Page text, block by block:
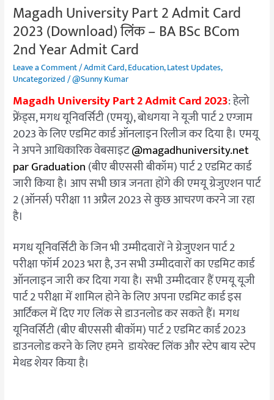
Magadh University Part 2 Admit Card
2023 (Download) लिंक – BA BSc BCom
2nd Year Admit Card
Leave a Comment/Admit Card,Education,Latest Updates,
Uncategorized/@Sunny Kumar
Magadh University Part 2 Admit Card 2023: हेलो
फ्रेंड्स, मगध यूनिवर्सिटी (एमयू), बोधगया ने यूजी पार्ट 2 एग्जाम
2023 के लिए एडमिट कार्ड ऑनलाइन रिलीज कर दिया है। एमयू
ने अपने आधिकारिक वेबसाइट@magadhuniversity.net
par Graduation(बीए बीएससी बीकॉम) पार्ट 2 एडमिट कार्ड
जारी किया है। आप सभी छात्र जनता होंगे की एमयू ग्रेजुएशन पार्ट
2 (ऑनर्स) परीक्षा 11 अप्रैल 2023 से कुछ आचरण करने जा रहा
है।
मगध यूनिवर्सिटी के जिन भी उम्मीदवारों ने ग्रेजुएशन पार्ट 2
परीक्षा फॉर्म 2023 भरा है, उन सभी उम्मीदवारों का एडमिट कार्ड
ऑनलाइन जारी कर दिया गया है। सभी उम्मीदवार हैं एमयू यूजी
पार्ट 2 परीक्षा में शामिल होने के लिए अपना एडमिट कार्ड इस
आर्टिकल में दिए गए लिंक से डाउनलोड कर सकते हैं। मगध
यूनिवर्सिटी (बीए बीएससी बीकॉम) पार्ट 2 एडमिट कार्ड 2023
डाउनलोड करने के लिए हमने डायरेक्ट लिंक और स्टेप बाय स्टेप
मेथड शेयर किया है।
BA
BSc
BCom
2nd
Year
Card